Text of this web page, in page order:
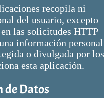
recopila ni
del usuario, excepto
las solicitudes HTTP
información personal
o divulgada por los
esta aplicación.
de Datos